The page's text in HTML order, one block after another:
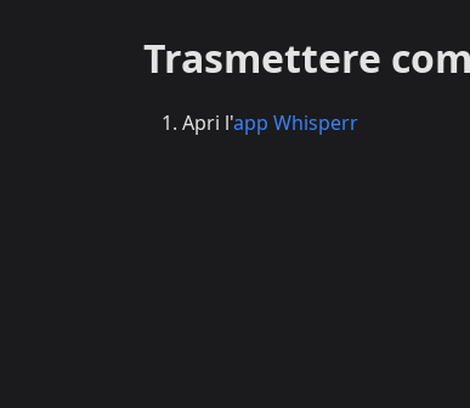
Trasmettere
Apri l'app Whisperr